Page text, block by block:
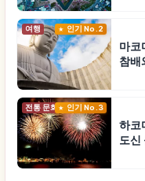
여행 인기 No.2
마코
참배
전통 문화 인기 No.3
하코
도신